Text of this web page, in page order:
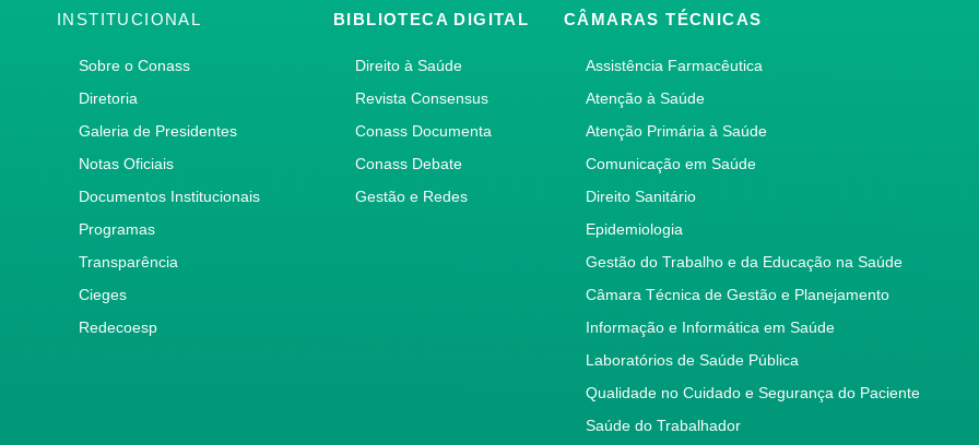
INSTITUCIONAL
Sobre o Conass
Diretoria
Galeria de Presidentes
Notas Oficiais
Documentos Institucionais
Programas
Transparência
Cieges
Redecoesp
BIBLIOTECA DIGITAL
Direito à Saúde
Revista Consensus
Conass Documenta
Conass Debate
Gestão e Redes
CÂMARAS TÉCNICAS
Assistência Farmacêutica
Atenção à Saúde
Atenção Primária à Saúde
Comunicação em Saúde
Direito Sanitário
Epidemiologia
Gestão do Trabalho e da Educação na Saúde
Câmara Técnica de Gestão e Planejamento
Informação e Informática em Saúde
Laboratórios de Saúde Pública
Qualidade no Cuidado e Segurança do Paciente
Saúde do Trabalhador